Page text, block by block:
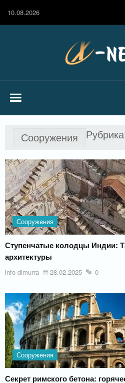
10.08.2026
Сооружения
Сооружения
Ступенчатые колодцы Индии:
архитектуры
info-dimurra 28.02.2025 0
Сооружения
Секрет римского бетона: